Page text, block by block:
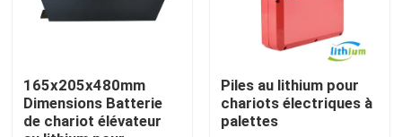
Contrôle de qualité
batterie au lithium de chariot élévateur
165x205x480mm
Dimensions Batterie
de chariot élévateur
Piles au lithium pour
chariots électriques à
palettes